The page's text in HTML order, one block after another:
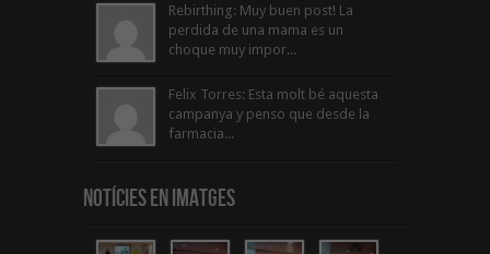
Rebirthing: Muy buen post! La
perdida de una mama es un
choque muy impor...
Felix Torres: Esta molt bé aquesta
campanya y penso que desde la
farmacia...
Notícies en Imatges